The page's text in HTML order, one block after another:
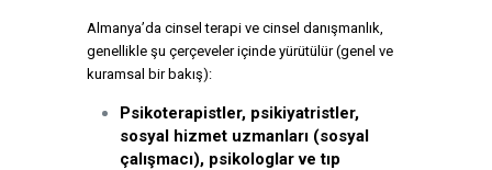
Almanya’da cinsel terapi ve cinsel danışmanlık,
genellikle şu çerçeveler içinde yürütülür (genel ve
kuramsal bir bakış):
Psikoterapistler, psikiyatristler,
sosyal hizmet uzmanları (sosyal
çalışmacı), psikologlar ve tıp